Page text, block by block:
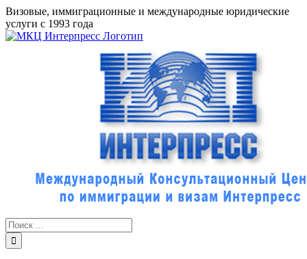
Skip
to
content
Визовые, иммиграционные и международные юридические
услуги с 1993 года
Результат
поиска: